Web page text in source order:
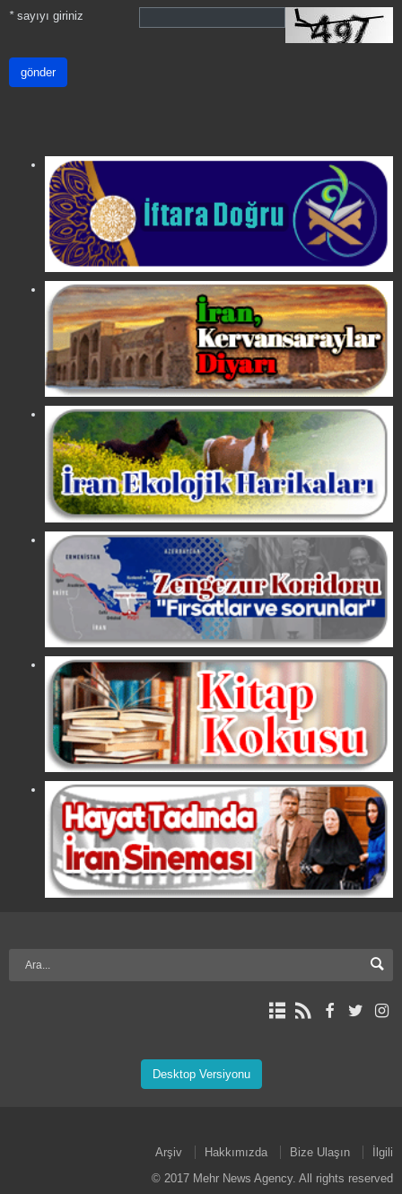
*sayıyı giriniz
gönder
Desktop Versiyonu
Arşiv Hakkımızda Bize Ulaşın
İlgili
© 2017 Mehr News Agency. All rights reserved